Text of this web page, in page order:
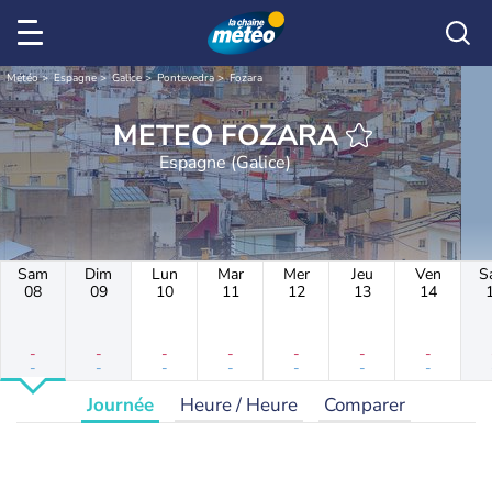
Météo Espagne Galice Pontevedra Fozara
METEO FOZARA
Espagne (Galice)
Sam
08
-
-
Dim
09
-
-
Lun
10
-
-
Mar
11
-
-
Mer
12
-
-
Jeu
13
-
-
Ven
14
-
-
Journée Heure / Heure Comparer